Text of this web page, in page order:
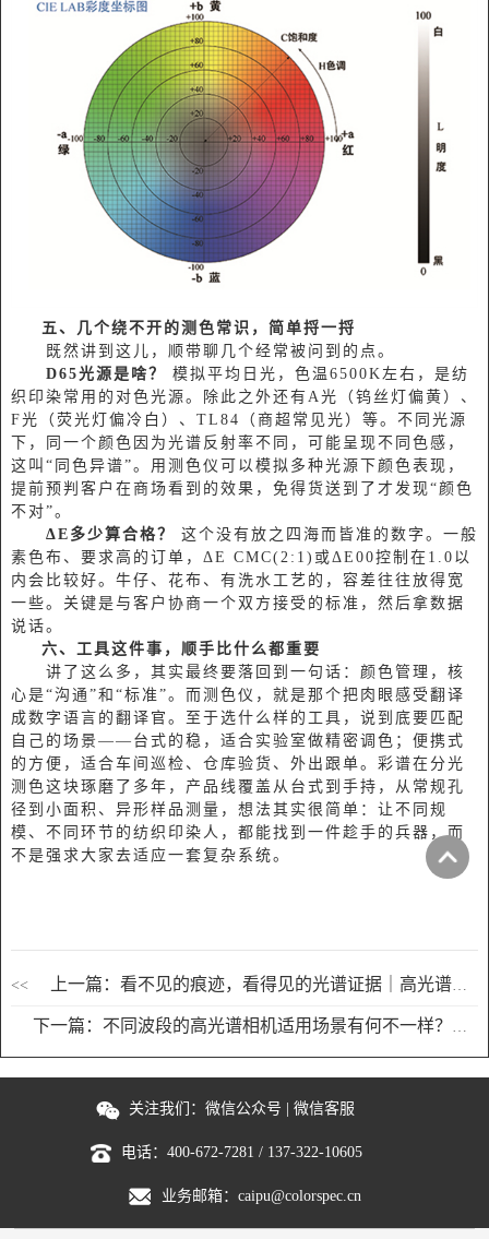
五、几个绕不开的测色常识，简单捋一捋
既然讲到这儿，顺带聊几个经常被问到的点。
D65光源是啥？
模拟平均日光，色温6500K左右，是纺
织印染常用的对色光源。除此之外还有A光（钨丝灯偏黄）、
F光（荧光灯偏冷白）、TL84（商超常见光）等。不同光源
下，同一个颜色因为光谱反射率不同，可能呈现不同色感，
这叫“同色异谱”。用测色仪可以模拟多种光源下颜色表现，
提前预判客户在商场看到的效果，免得货送到了才发现“颜色
不对”。
ΔE多少算合格？
这个没有放之四海而皆准的数字。一般
素色布、要求高的订单，ΔE CMC(2:1)或ΔE00控制在1.0以
内会比较好。牛仔、花布、有洗水工艺的，容差往往放得宽
一些。关键是与客户协商一个双方接受的标准，然后拿数据
说话。
六、工具这件事，顺手比什么都重要
讲了这么多，其实最终要落回到一句话：颜色管理，核
心是“沟通”和“标准”。而测色仪，就是那个把肉眼感受翻译
成数字语言的翻译官。至于选什么样的工具，说到底要匹配
自己的场景——台式的稳，适合实验室做精密调色；便携式
的方便，适合车间巡检、仓库验货、外出跟单。彩谱在分光
测色这块琢磨了多年，产品线覆盖从台式到手持，从常规孔
径到小面积、异形样品测量，想法其实很简单：让不同规
模、不同环节的纺织印染人，都能找到一件趁手的兵器，而
不是强求大家去适应一套复杂系统。
<< 上一篇：看不见的痕迹，看得见的光谱证据｜高光谱成像赋能法医饮品痕量物证智能识别
下一篇：不同波段的高光谱相机适用场景有何不一样？
关注我们： 微信公众号 微信客服
电话： 400-672-7281 / 137-322-10605
业务邮箱： caipu@colorspec.cn